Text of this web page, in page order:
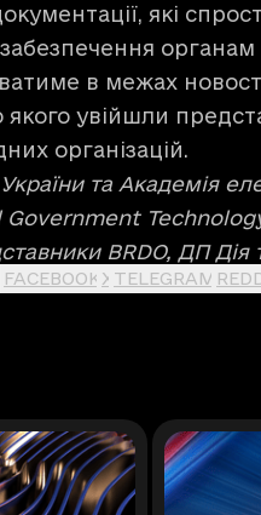
які
органам
в межах
увійшли
організацій.
та Академія
Government
BRDO, ДП
FACEBOOK X TELEGRAM